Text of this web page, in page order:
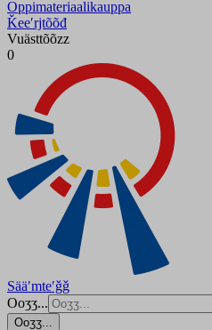
Oppimateriaalikauppa
Ǩeeʹrjtõõđ
Vuästtõõzz
0
Sääʹmteʹǧǧ
Ooʒʒ...
Ooʒʒ...